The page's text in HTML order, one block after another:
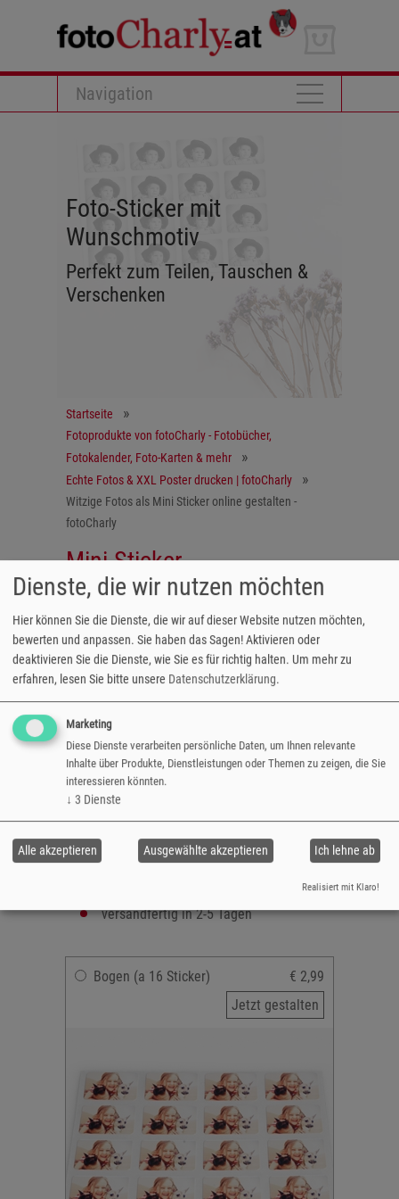
Navigation
Foto-Sticker mit
Wunschmotiv
Perfekt zum Teilen, Tauschen &
Verschenken
Startseite
Fotoprodukte von fotoCharly - Fotobücher,
Fotokalender, Foto-Karten & mehr
Echte Fotos & XXL Poster drucken | fotoCharly
Witzige Fotos als Mini Sticker online gestalten -
fotoCharly
Mini-Sticker
Für Freundschaftsbuch, Geldtasche & Co
Individuelle Sticker sind ein witziger
Hingucker für Schulhefte, Laptop,
Taschenkalender oder als Geschenk-
Accessoire. Ideal zum Verschenken, teilen
oder behalten.
Größe: 3,8 x 2,6 cm
Hoch- oder Querformat
gestanzt
versandfertig in 2-5 Tagen
Bogen (a 16 Sticker)
€ 2,99
Jetzt gestalten
Dienste, die wir nutzen möchten
Hier können Sie die Dienste, die wir auf dieser Website nutzen möchten,
bewerten und anpassen. Sie haben das Sagen! Aktivieren oder
deaktivieren Sie die Dienste, wie Sie es für richtig halten. Um mehr zu
erfahren, lesen Sie bitte unsere Datenschutzerklärung.
Marketing
Diese Dienste verarbeiten persönliche Daten, um Ihnen relevante
Inhalte über Produkte, Dienstleistungen oder Themen zu zeigen, die Sie
interessieren könnten.
↓ 3 Dienste
Ich lehne ab
Ausgewählte akzeptieren
Alle akzeptieren
Realisiert mit Klaro!